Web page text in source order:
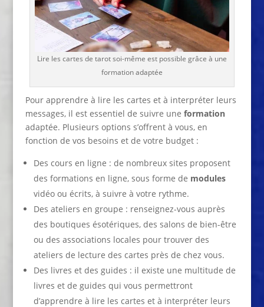
Lire les cartes de tarot soi-même est possible grâce à une
formation adaptée
Pour apprendre à lire les cartes et à interpréter leurs
messages, il est essentiel de suivre une formation
adaptée. Plusieurs options s’offrent à vous, en
fonction de vos besoins et de votre budget :
Des cours en ligne : de nombreux sites proposent
des formations en ligne, sous forme de modules
vidéo ou écrits, à suivre à votre rythme.
Des ateliers en groupe : renseignez-vous auprès
des boutiques ésotériques, des salons de bien-être
ou des associations locales pour trouver des
ateliers de lecture des cartes près de chez vous.
Des livres et des guides : il existe une multitude de
livres et de guides qui vous permettront
d’apprendre à lire les cartes et à interpréter leurs